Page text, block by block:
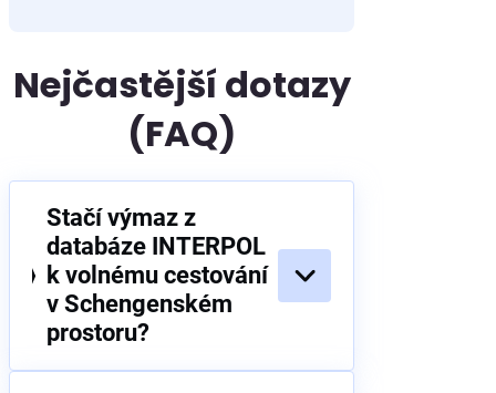
Nejčastější dotazy
(FAQ)
Stačí výmaz z
databáze INTERPOL
k volnému cestování
v Schengenském
prostoru?